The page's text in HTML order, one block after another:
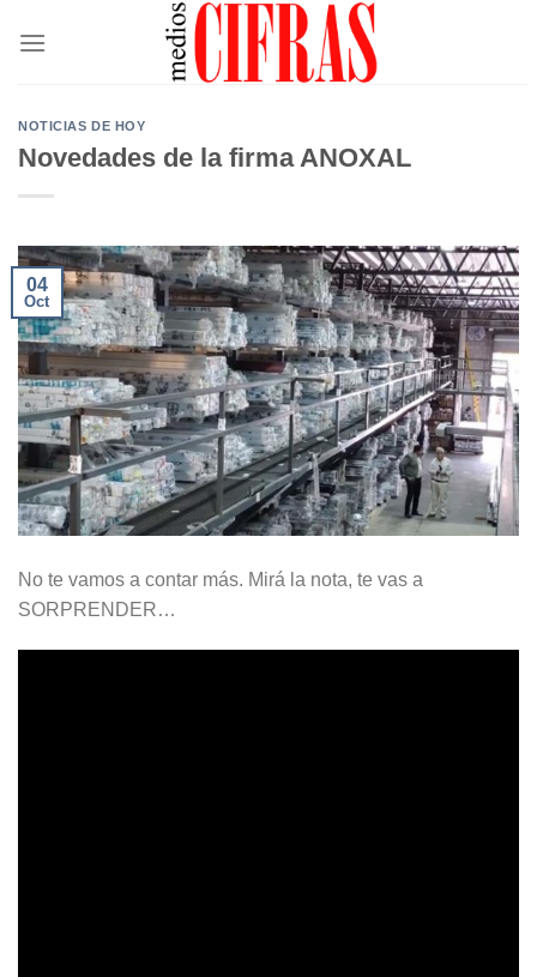
NOTICIAS DE HOY
Novedades de la firma ANOXAL
04
Oct
No te vamos a contar más. Mirá la nota, te vas a
SORPRENDER…